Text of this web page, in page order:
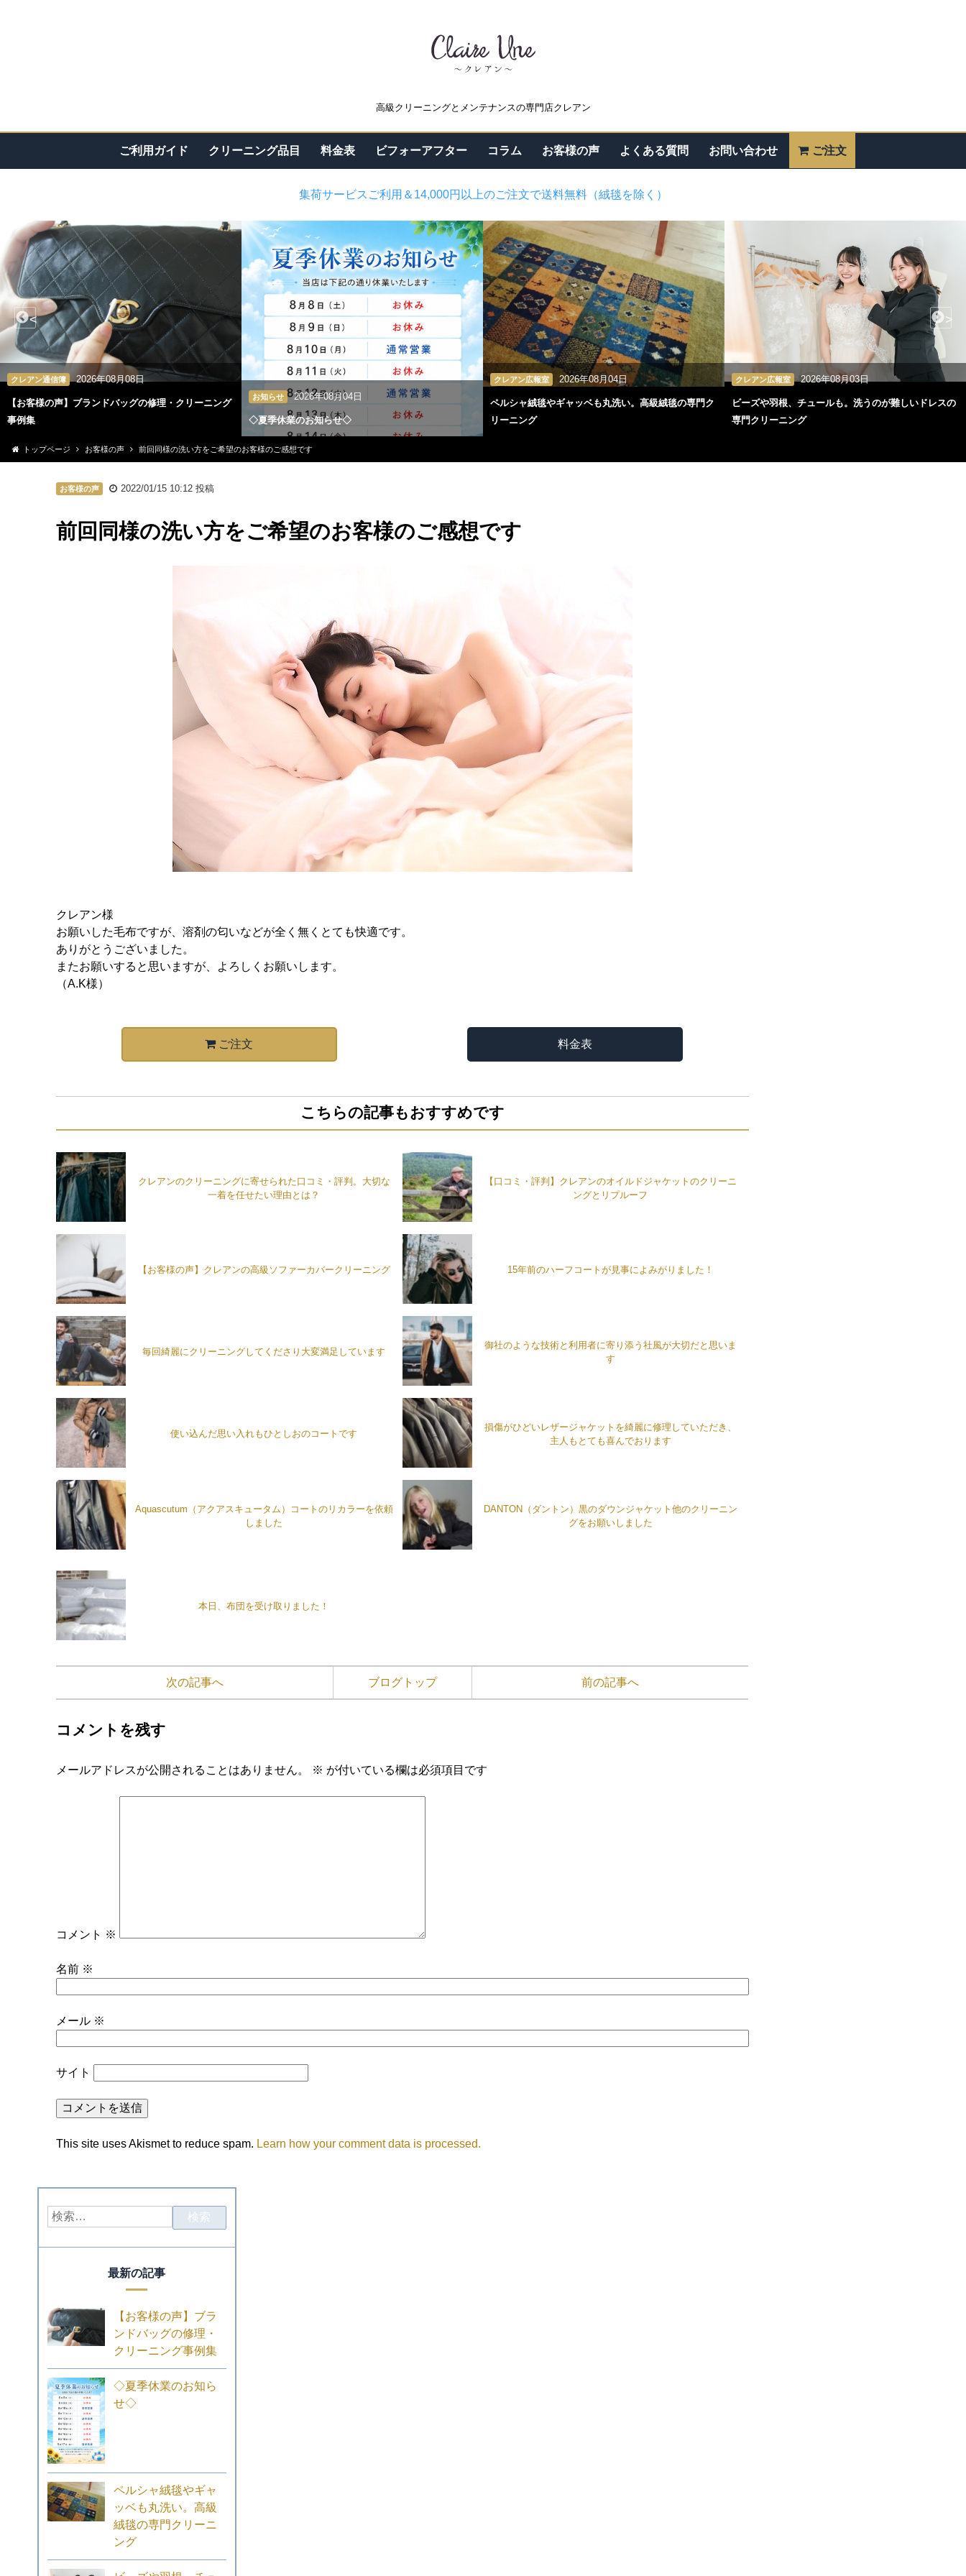
高級クリーニングとメンテナンスの専門店クレアン
ご利用ガイド クリーニング品目 料金表 ビフォーアフター コラム お客様の声 よくある質問 お問い合わせ ご注文
集荷サービスご利用＆14,000円以上のご注文で送料無料（絨毯を除く）
クレアン通信簿 2026年08月08日
【お客様の声】ブランドバッグの修理・クリーニング
事例集
お知らせ 2026年08月04日
◇夏季休業のお知らせ◇
クレアン広報室 2026年08月04日
ペルシャ絨毯やギャッベも丸洗い。高級絨毯の専門ク
リーニング
クレアン広報室 2026年08月03日
ビーズや羽根、チュールも。洗うのが難しいドレスの
専門クリーニング
< >
トップページ お客様の声 前回同様の洗い方をご希望のお客様のご感想です
お客様の声 2022/01/15 10:12投稿
前回同様の洗い方をご希望のお客様のご感想です
クレアン様
お願いした毛布ですが、溶剤の匂いなどが全く無くとても快適です。
ありがとうございました。
またお願いすると思いますが、よろしくお願いします。
（A.K様）
ご注文 料金表
こちらの記事もおすすめです
クレアンのクリーニングに寄せられた口コミ・評判。大切な
一着を任せたい理由とは？
【口コミ・評判】クレアンのオイルドジャケットのクリーニ
ングとリプルーフ
【お客様の声】クレアンの高級ソファーカバークリーニング 15年前のハーフコートが見事によみがりました！
毎回綺麗にクリーニングしてくださり大変満足しています
御社のような技術と利用者に寄り添う社風が大切だと思いま
す
使い込んだ思い入れもひとしおのコートです
損傷がひどいレザージャケットを綺麗に修理していただき、
主人もとても喜んでおります
Aquascutum（アクアスキュータム）コートのリカラーを依頼
しました
DANTON（ダントン）黒のダウンジャケット他のクリーニン
グをお願いしました
本日、布団を受け取りました！
次の記事へ ブログトップ 前の記事へ
コメントを残す
メールアドレスが公開されることはありません。 ※ が付いている欄は必須項目です
コメント ※
名前 ※
メール ※
サイト
This site uses Akismet to reduce spam. Learn how your comment data is processed.
最新の記事
【お客様の声】ブラ
ンドバッグの修理・
クリーニング事例集
◇夏季休業のお知ら
せ◇
ペルシャ絨毯やギャ
ッベも丸洗い。高級
絨毯の専門クリーニ
ング